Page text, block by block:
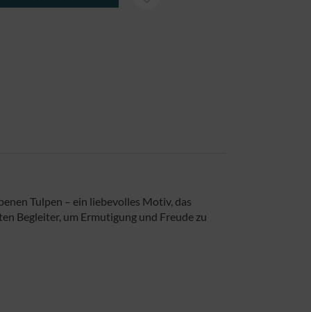
Tulpen – ein liebevolles Motiv, das
Begleiter, um Ermutigung und Freude zu